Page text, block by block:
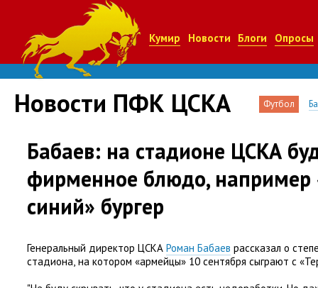
Кумир Новости Блоги Опросы
Новости ПФК ЦСКА Футбол
Бабаев: на стадионе ЦСКА
фирменное блюдо, например
синий» бургер
Генеральный директор ЦСКА Роман Бабаев рассказал о
стадиона, на котором «армейцы» 10 сентября сыграют с